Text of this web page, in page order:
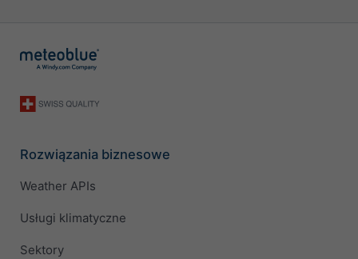
Rozwiązania biznesowe
Weather APIs
Usługi klimatyczne
Sektory